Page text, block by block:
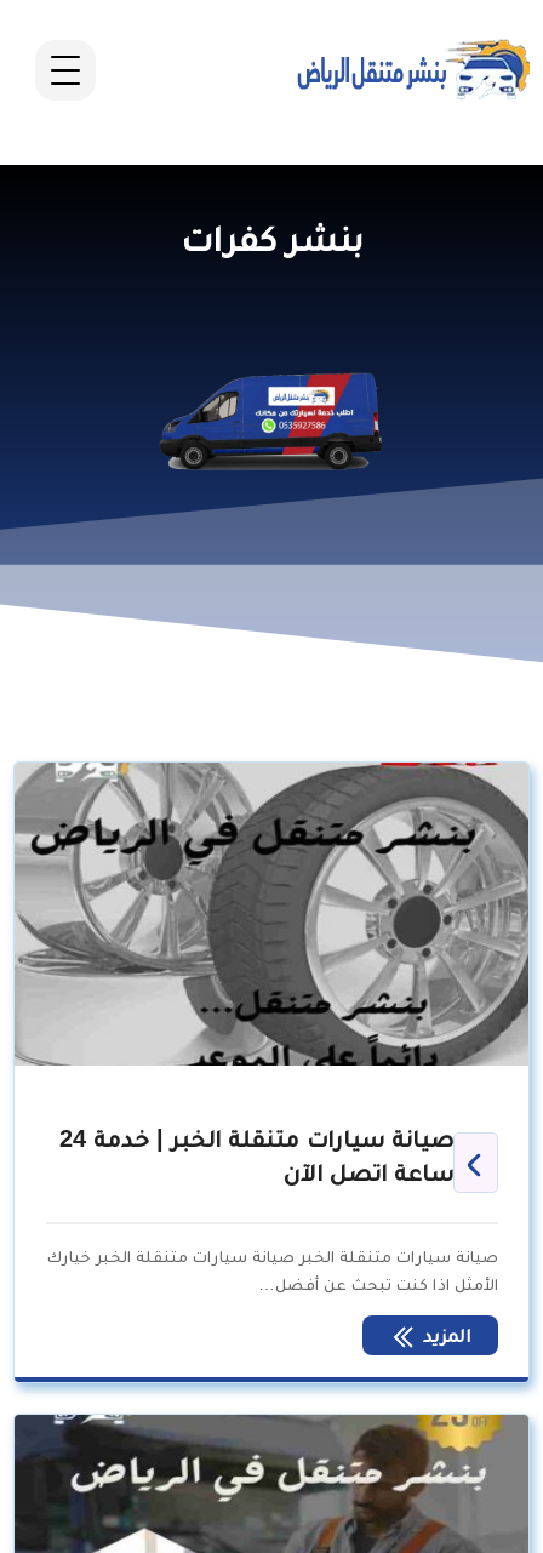
بنشر كفرات
صيانة سيارات متنقلة الخبر | خدمة 24
ساعة اتصل الآن
صيانة سيارات متنقلة الخبر صيانة سيارات متنقلة الخبر خيارك
الأمثل اذا كنت تبحث عن أفضل…
المزيد